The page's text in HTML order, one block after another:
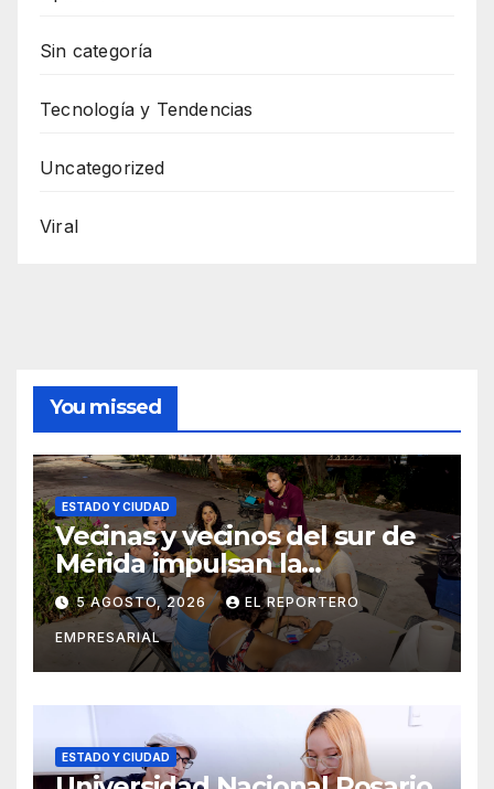
Sin categoría
Tecnología y Tendencias
Uncategorized
Viral
You missed
ESTADO Y CIUDAD
Vecinas y vecinos del sur de
Mérida impulsan la
recuperación de espacios
comunitarios
5 AGOSTO, 2026 EL REPORTERO
EMPRESARIAL
ESTADO Y CIUDAD